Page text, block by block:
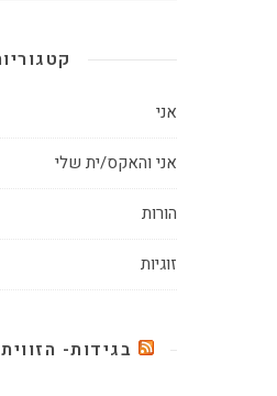
אני
אני והאקס/ית שלי
הורות
זוגיות
בגידות-